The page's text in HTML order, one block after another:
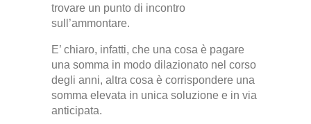
trovare un punto di incontro
sull’ammontare.
E’ chiaro, infatti, che una cosa è pagare
una somma in modo dilazionato nel corso
degli anni, altra cosa è corrispondere una
somma elevata in unica soluzione e in via
anticipata.